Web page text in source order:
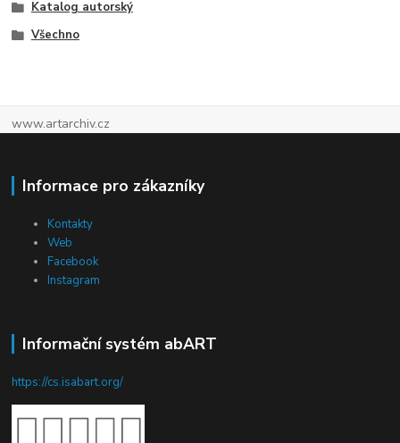
Katalog autorský
Všechno
www.artarchiv.cz
Informace pro zákazníky
Kontakty
Web
Facebook
Instagram
Informační systém abART
https://cs.isabart.org/